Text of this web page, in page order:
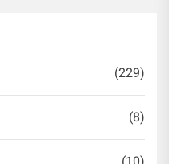
(229)
(8)